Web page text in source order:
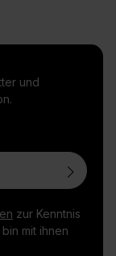
und
zur Kenntnis
mit ihnen